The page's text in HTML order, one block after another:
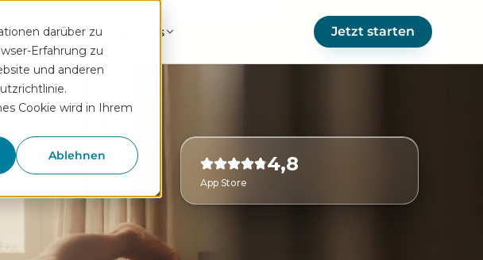
darüber zu
Erfahrung zu
und anderen
Cookie wird in Ihrem
Ablehnen
Hilfe Über uns Jetzt starten
4,8
App Store